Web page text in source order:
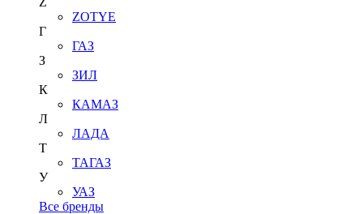
ZOTYE
Г
ГАЗ
З
ЗИЛ
К
КАМАЗ
Л
ЛАДА
Т
ТАГАЗ
У
УАЗ
Все бренды